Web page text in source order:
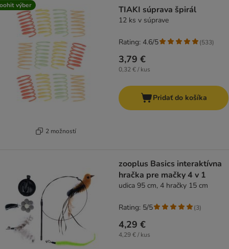
výber
2 možností
TIAKI súprava špirál
12 ks v súprave
3,79 €
0,32 € / kus
Rating: 4.6/5 (533)
Pridať do košíka
zooplus Basics interaktívna
hračka pre mačky 4 v 1
udica 95 cm, 4 hračky 15 cm
4,29 €
4,29 € / kus
Rating: 5/5 (3)